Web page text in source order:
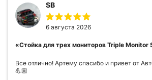
SB
6 августа 2026
«Стойка для трех мониторов Triple Monitor
Все отлично! Артему спасибо и привет от
💪🏼